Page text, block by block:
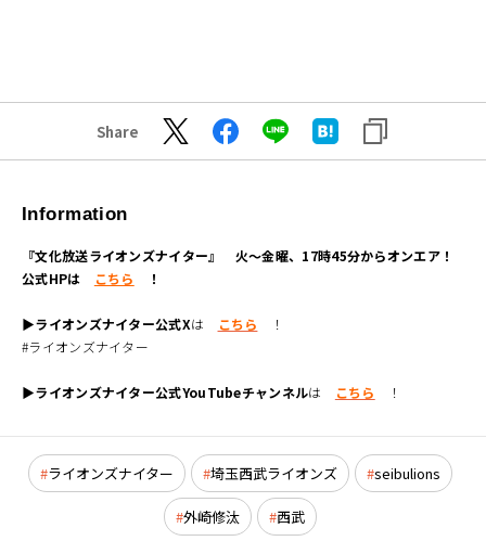
Share
Information
『文化放送ライオンズナイター』 火～金曜、17時45分からオンエア！
公式HPは
こちら ！
▶ライオンズナイター公式Xは こちら ！
#ライオンズナイター
▶ライオンズナイター公式YouTubeチャンネルは こちら ！
ライオンズナイター 埼玉西武ライオンズ seibulions
外崎修汰 西武